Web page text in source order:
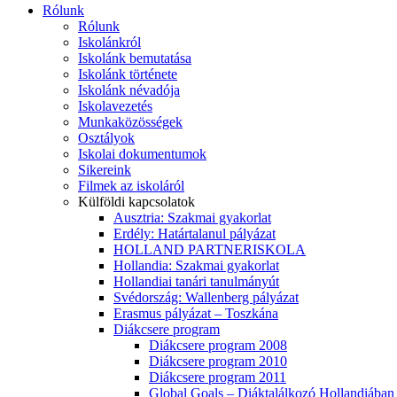
Rólunk
Rólunk
Iskolánkról
Iskolánk bemutatása
Iskolánk története
Iskolánk névadója
Iskolavezetés
Munkaközösségek
Osztályok
Iskolai dokumentumok
Sikereink
Filmek az iskoláról
Külföldi kapcsolatok
Ausztria: Szakmai gyakorlat
Erdély: Határtalanul pályázat
HOLLAND PARTNERISKOLA
Hollandia: Szakmai gyakorlat
Hollandiai tanári tanulmányút
Svédország: Wallenberg pályázat
Erasmus pályázat – Toszkána
Diákcsere program
Diákcsere program 2008
Diákcsere program 2010
Diákcsere program 2011
Global Goals – Diáktalálkozó Hollandiában